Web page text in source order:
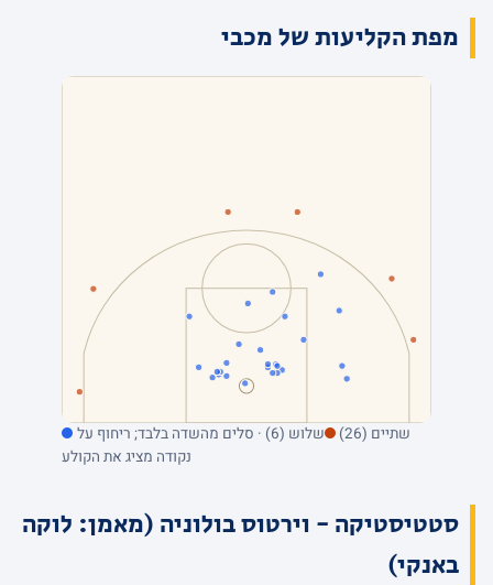
מפת הקליעות של מכבי
שתיים (26)
שלוש (6) · סלים מהשדה בלבד; ריחוף על
נקודה מציג את הקולע
סטטיסטיקה - וירטוס בולוניה (מאמן: לוקה
באנקי)